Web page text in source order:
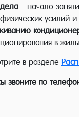
дела – начало
усилий
в
в разделе
звоните по